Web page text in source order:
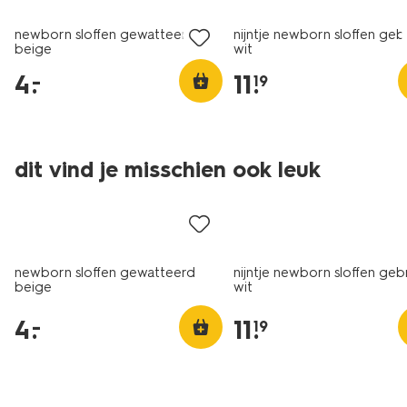
newborn sloffen gewatteerd
beige
4.
–
nijntje newborn sloffen
wit
11.
19
dit vind je misschien ook leuk
laag geprijsd
newborn sloffen gewatteerd
beige
4.
–
nijntje newborn sloffen
wit
11.
19